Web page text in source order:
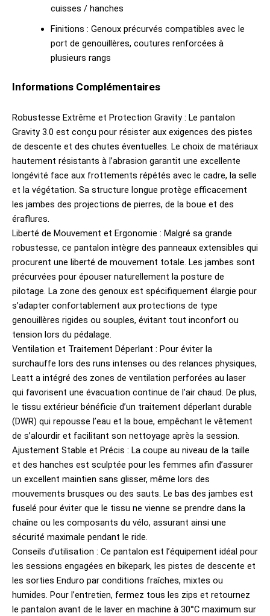
cuisses / hanches
Finitions : Genoux précurvés compatibles avec le
port de genouillères, coutures renforcées à
plusieurs rangs
Informations Complémentaires
Robustesse Extrême et Protection Gravity : Le pantalon
Gravity 3.0 est conçu pour résister aux exigences des pistes
de descente et des chutes éventuelles. Le choix de matériaux
hautement résistants à l’abrasion garantit une excellente
longévité face aux frottements répétés avec le cadre, la selle
et la végétation. Sa structure longue protège efficacement
les jambes des projections de pierres, de la boue et des
éraflures.
Liberté de Mouvement et Ergonomie : Malgré sa grande
robustesse, ce pantalon intègre des panneaux extensibles qui
procurent une liberté de mouvement totale. Les jambes sont
précurvées pour épouser naturellement la posture de
pilotage. La zone des genoux est spécifiquement élargie pour
s’adapter confortablement aux protections de type
genouillères rigides ou souples, évitant tout inconfort ou
tension lors du pédalage.
Ventilation et Traitement Déperlant : Pour éviter la
surchauffe lors des runs intenses ou des relances physiques,
Leatt a intégré des zones de ventilation perforées au laser
qui favorisent une évacuation continue de l’air chaud. De plus,
le tissu extérieur bénéficie d’un traitement déperlant durable
(DWR) qui repousse l’eau et la boue, empêchant le vêtement
de s’alourdir et facilitant son nettoyage après la session.
Ajustement Stable et Précis : La coupe au niveau de la taille
et des hanches est sculptée pour les femmes afin d’assurer
un excellent maintien sans glisser, même lors des
mouvements brusques ou des sauts. Le bas des jambes est
fuselé pour éviter que le tissu ne vienne se prendre dans la
chaîne ou les composants du vélo, assurant ainsi une
sécurité maximale pendant le ride.
Conseils d’utilisation : Ce pantalon est l’équipement idéal pour
les sessions engagées en bikepark, les pistes de descente et
les sorties Enduro par conditions fraîches, mixtes ou
humides. Pour l’entretien, fermez tous les zips et retournez
le pantalon avant de le laver en machine à 30°C maximum sur